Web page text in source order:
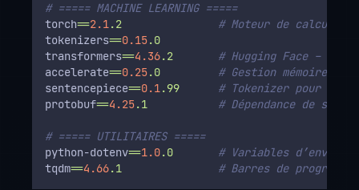
# ===== MACHINE LEARNING =====
torch==2.1.2
# Moteur de calcul
tokenizers==0.15.0
transformers==4.36.2
# Hugging Face –
accelerate==0.25.0
# Gestion mémoire
sentencepiece==0.1.99
# Tokenizer pour
protobuf==4.25.1 # Dépendance de
# ===== UTILITAIRES =====
python-dotenv==1.0.0
# Variables
tqdm==4.66.1 # Barres de